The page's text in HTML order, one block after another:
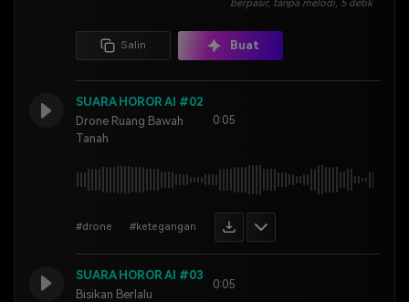
berpasir, tanpa melodi, 5 detik
Salin Buat
SUARA HOROR AI #02
Drone Ruang Bawah
Tanah
0:05
#drone #ketegangan
SUARA HOROR AI #03
Bisikan Berlalu
0:05